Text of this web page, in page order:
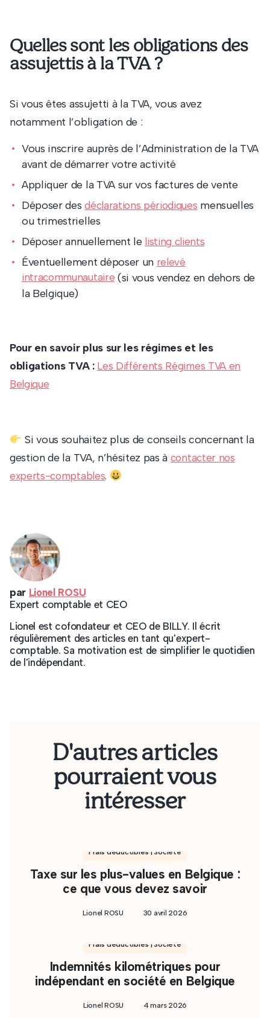
Quelles sont les obligations des
assujettis à la TVA ?
Si vous êtes assujetti à la TVA, vous avez
notamment l’obligation de :
Vous inscrire auprès de l’Administration de la TVA
avant de démarrer votre activité
Appliquer de la TVA sur vos factures de vente
Déposer desdéclarations périodiques mensuelles
ou trimestrielles
Déposer annuellement le listing clients
Éventuellement déposer un relevé
intracommunautaire (si vous vendez en dehors de
la Belgique)
Pour en savoir plus sur les régimes et les
obligations TVA : Les Différents Régimes TVA en
Belgique
Si vous souhaitez plus de conseils concernant la
gestion de la TVA, n’hésitez pas à contacter nos
experts-comptables.
par Lionel ROSU
Expert comptable et CEO
Lionel est cofondateur et CEO de BILLY. Il écrit
régulièrement des articles en tant qu'expert-
comptable. Sa motivation est de simplifier le quotidien
de l'indépendant.
D'autres articles
pourraient vous
intéresser
Frais déductibles | Société
Taxe sur les plus-values en Belgique :
ce que vous devez savoir
Lionel ROSU 30 avril 2026
Frais déductibles | Société
Indemnités kilométriques pour
indépendant en société en Belgique
Lionel ROSU 4 mars 2026